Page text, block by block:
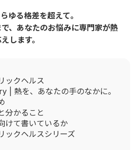
ゆる格差を超えて。
、あなたのお悩みに専門家が熱
します。
ックヘルス
| 熱を、あなたの手のなかに。
分かること
けて書いているか
ックヘルスシリーズ